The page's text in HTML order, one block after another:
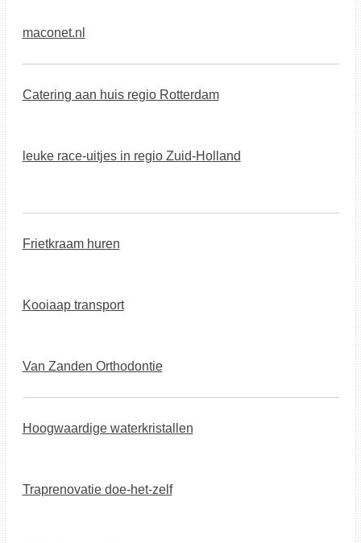
maconet.nl
Catering aan huis regio Rotterdam
leuke race-uitjes in regio Zuid-Holland
Frietkraam huren
Kooiaap transport
Van Zanden Orthodontie
Hoogwaardige waterkristallen
Traprenovatie doe-het-zelf